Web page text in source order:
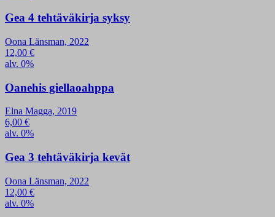
Gea 4 tehtäväkirja syksy
Oona Länsman, 2022
12,00 €
alv. 0%
Oanehis giellaoahppa
Elna Magga, 2019
6,00 €
alv. 0%
Gea 3 tehtäväkirja kevät
Oona Länsman, 2022
12,00 €
alv. 0%